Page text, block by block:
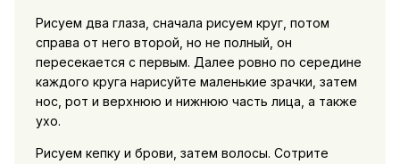
Рисуем два глаза, сначала рисуем круг, потом
справа от него второй, но не полный, он
пересекается с первым. Далее ровно по середине
каждого круга нарисуйте маленькие зрачки, затем
нос, рот и верхнюю и нижнюю часть лица, а также
ухо.
Рисуем кепку и брови, затем волосы. Сотрите